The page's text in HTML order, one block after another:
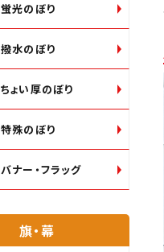
蛍光のぼり
撥水のぼり
ちょい厚のぼり
特殊のぼり
バナー・フラッグ
旗・幕